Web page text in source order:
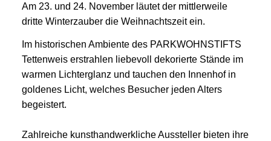
Am 23. und 24. November läutet der mittlerweile
dritte Winterzauber die Weihnachtszeit ein.
Im historischen Ambiente des PARKWOHNSTIFTS
Tettenweis erstrahlen liebevoll dekorierte Stände im
warmen Lichterglanz und tauchen den Innenhof in
goldenes Licht, welches Besucher jeden Alters
begeistert.
Zahlreiche kunsthandwerkliche Aussteller bieten ihre